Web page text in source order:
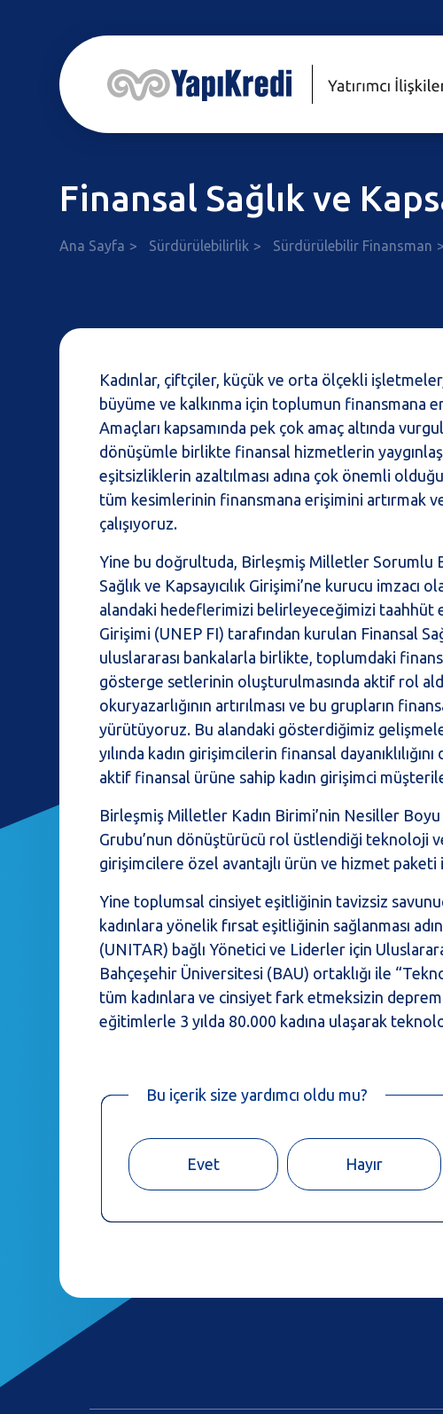
Finansal Sağlık ve
Ana Sayfa Sürdürülebilirlik Sürdürülebilir Finansman
Kadınlar, çiftçiler, küçük ve orta ölçekli
büyüme ve kalkınma için toplumun finansmana
Amaçları kapsamında pek çok amaç altında
dönüşümle birlikte finansal hizmetlerin
eşitsizliklerin azaltılması adına çok önemli
tüm kesimlerinin finansmana erişimini artırmak
çalışıyoruz.
Yine bu doğrultuda, Birleşmiş Milletler Sorumlu
Sağlık ve Kapsayıcılık Girişimi’ne kurucu
alandaki hedeflerimizi belirleyeceğimizi taahhüt
Girişimi (UNEP FI) tarafından kurulan Finansal
uluslararası bankalarla birlikte, toplumdaki
gösterge setlerinin oluşturulmasında aktif rol
okuryazarlığının artırılması ve bu grupların
yürütüyoruz. Bu alandaki gösterdiğimiz
yılında kadın girişimcilerin finansal
aktif finansal ürüne sahip kadın girişimci
Birleşmiş Milletler Kadın Birimi’nin Nesiller
Grubu’nun dönüştürücü rol üstlendiği teknoloji
girişimcilere özel avantajlı ürün ve hizmet paketi
Yine toplumsal cinsiyet eşitliğinin tavizsiz
kadınlara yönelik fırsat eşitliğinin sağlanması
(UNITAR) bağlı Yönetici ve Liderler için
Bahçeşehir Üniversitesi (BAU) ortaklığı ile
tüm kadınlara ve cinsiyet fark etmeksizin
eğitimlerle 3 yılda 80.000 kadına ulaşarak
Bu içerik size yardımcı oldu mu?
Evet Hayır